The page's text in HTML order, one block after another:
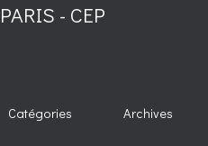
- CEP
Catégories Archives